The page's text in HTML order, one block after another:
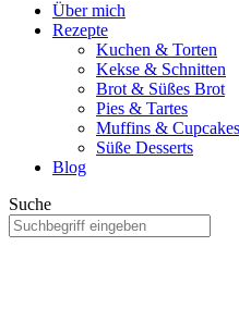
Über mich
Rezepte
Kuchen & Torten
Kekse & Schnitten
Brot & Süßes Brot
Pies & Tartes
Muffins & Cupcakes
Süße Desserts
Blog
Suche